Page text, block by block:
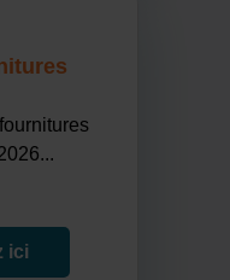
ici